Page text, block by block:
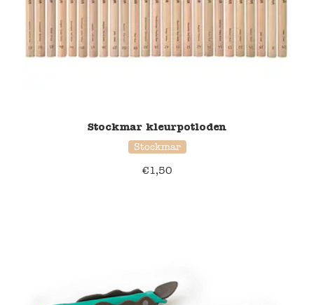
Stockmar kleurpotloden
Stockmar
€1,50